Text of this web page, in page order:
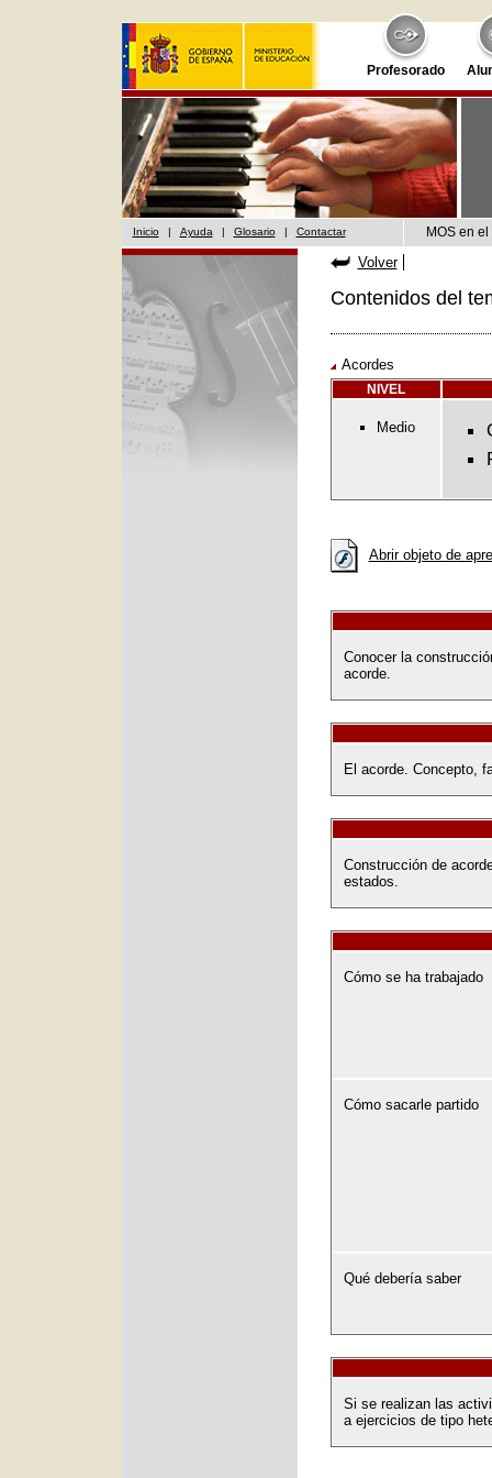
Profesorado
Inicio | Ayuda | Glosario | Contactar MOS en
Volver
Contenidos del
Acordes
NIVEL
Medio
Abrir objeto de
Conocer la
acorde.
El acorde. Concepto,
Construcción de
estados.
Cómo se ha trabajado
Cómo sacarle partido
Qué debería saber
Si se realizan las
a ejercicios de tipo